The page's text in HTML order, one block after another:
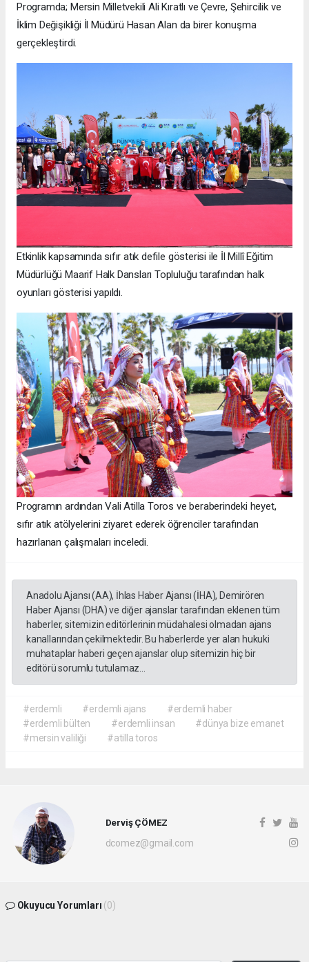
Programda; Mersin Milletvekili Ali Kıratlı ve Çevre, Şehircilik ve
İklim Değişikliği İl Müdürü Hasan Alan da birer konuşma
gerçekleştirdi.
Etkinlik kapsamında sıfır atık defile gösterisi ile İl Millî Eğitim
Müdürlüğü Maarif Halk Dansları Topluluğu tarafından halk
oyunları gösterisi yapıldı.
Programın ardından Vali Atilla Toros ve beraberindeki heyet,
sıfır atık atölyelerini ziyaret ederek öğrenciler tarafından
hazırlanan çalışmaları inceledi.
Anadolu Ajansı (AA), İhlas Haber Ajansı (İHA), Demirören
Haber Ajansı (DHA) ve diğer ajanslar tarafından eklenen tüm
haberler, sitemizin editörlerinin müdahalesi olmadan ajans
kanallarından çekilmektedir. Bu haberlerde yer alan hukuki
muhataplar haberi geçen ajanslar olup sitemizin hiç bir
editörü sorumlu tutulamaz...
#erdemli #erdemli ajans
#erdemli haber
#erdemli bülten
#erdemli insan
#dünya bize emanet
#mersin valiliği
#atilla toros
Derviş ÇÖMEZ
dcomez@gmail.com
Okuyucu Yorumları (0)